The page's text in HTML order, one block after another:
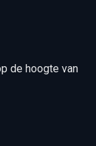
de hoogte van